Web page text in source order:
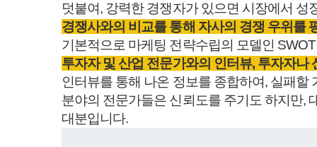
덧붙여, 강력한 경쟁자가 있으면 시장에서
경쟁사와의 비교를 통해 자사의 경쟁 우위를
기본적으로 마케팅 전략수립의 모델인
투자자 및 산업 전문가와의 인터뷰, 투자자
인터뷰를 통해 나온 정보를 종합하여, 실패
분야의 전문가들은 신뢰도를 주기도 하지만,
대분입니다.